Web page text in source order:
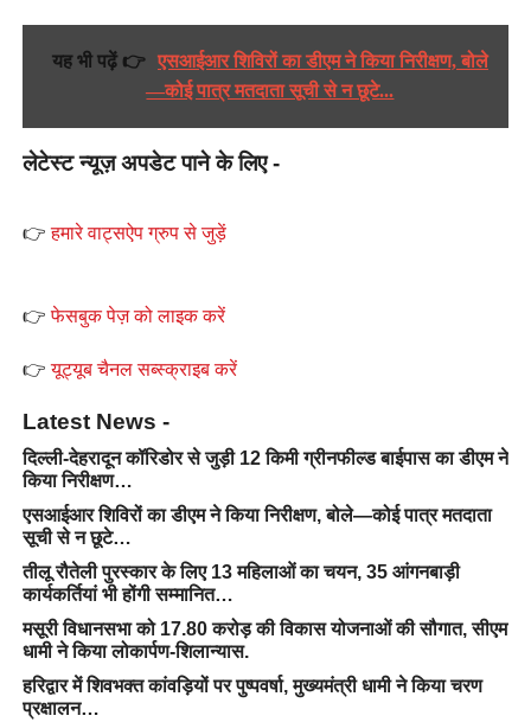
यह भी पढ़ें 👉 एसआईआर शिविरों का डीएम ने किया निरीक्षण, बोले
—कोई पात्र मतदाता सूची से न छूटे...
लेटेस्ट न्यूज़ अपडेट पाने के लिए -
👉हमारे वाट्सऐप ग्रुप से जुड़ें
👉फेसबुक पेज़ को लाइक करें
👉यूट्यूब चैनल सब्स्क्राइब करें
Latest News -
दिल्ली-देहरादून कॉरिडोर से जुड़ी 12 किमी ग्रीनफील्ड बाईपास का डीएम ने
किया निरीक्षण…
एसआईआर शिविरों का डीएम ने किया निरीक्षण, बोले—कोई पात्र मतदाता
सूची से न छूटे…
तीलू रौतेली पुरस्कार के लिए 13 महिलाओं का चयन, 35 आंगनबाड़ी
कार्यकर्तियां भी होंगी सम्मानित…
मसूरी विधानसभा को 17.80 करोड़ की विकास योजनाओं की सौगात, सीएम
धामी ने किया लोकार्पण-शिलान्यास.
हरिद्वार में शिवभक्त कांवड़ियों पर पुष्पवर्षा, मुख्यमंत्री धामी ने किया चरण
प्रक्षालन…